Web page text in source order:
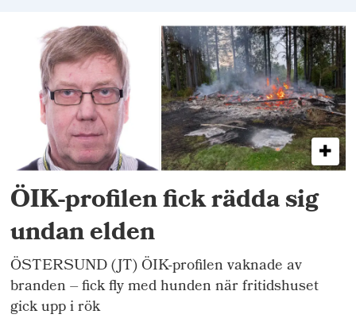
ÖIK-profilen fick rädda sig
undan elden
ÖSTERSUND (JT) ÖIK-profilen vaknade av
branden – fick fly med hunden när fritidshuset
gick upp i rök